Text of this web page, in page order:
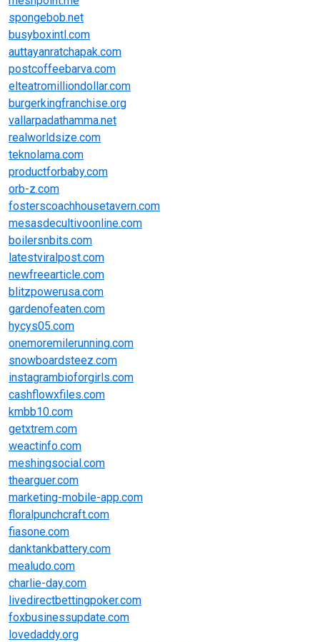
spongebob.net
busyboxintl.com
auttayanratchapak.com
postcoffeebarva.com
elteatromilliondollar.com
burgerkingfranchise.org
vallarpadathamma.net
realworldsize.com
teknolama.com
productforbaby.com
orb-z.com
fosterscoachhousetavern.com
mesasdecultivoonline.com
boilersnbits.com
latestviralpost.com
newfreearticle.com
blitzpowerusa.com
gardenofeaten.com
hycys05.com
onemoremilerunning.com
snowboardsteez.com
instagrambioforgirls.com
cashflowxfiles.com
kmbb10.com
getxtrem.com
weactinfo.com
meshingsocial.com
thearguer.com
marketing-mobile-app.com
floralpunchcraft.com
fiasone.com
danktankbattery.com
mealudo.com
charlie-day.com
livedirectbettingpoker.com
foxbusinessupdate.com
lovedaddy.org